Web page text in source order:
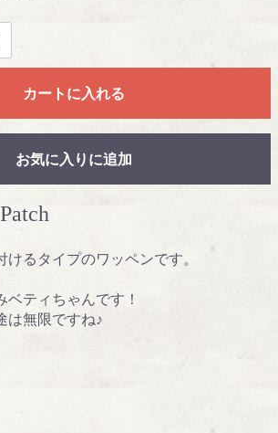
カートに入れる
お気に入りに追加
るタイプのワッペンです。
ティちゃんです！
は無限ですね♪